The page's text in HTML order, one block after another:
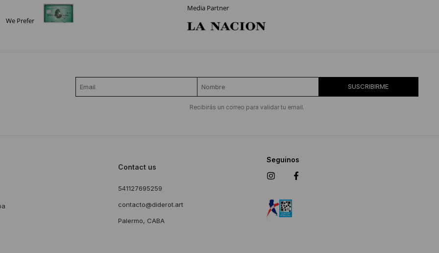
We Prefer
Media Partner
SUSCRIBIRME
Recibirás un correo para validar tu email.
Contact us
541127695259
contacto@diderot.art
Palermo, CABA
Seguinos